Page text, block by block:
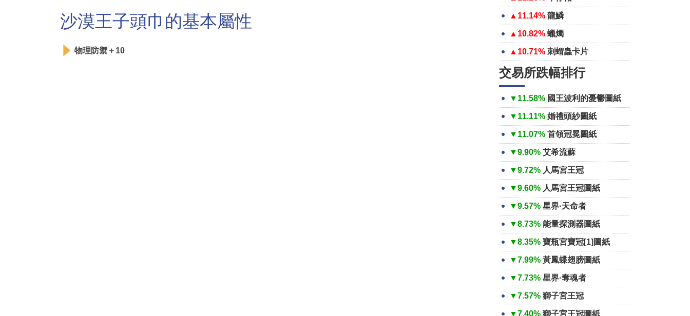
沙漠王子頭巾的基本屬性
物理防禦＋10
▲11.14% 龍鱗
▲10.82% 蠟燭
▲10.71% 刺蝟蟲卡片
交易所跌幅排行
▼11.58% 國王波利的憂鬱圖紙
▼11.11% 婚禮頭紗圖紙
▼11.07% 首領冠冕圖紙
▼9.90% 艾希流蘇
▼9.72% 人馬宮王冠
▼9.60% 人馬宮王冠圖紙
▼9.57% 星界·天命者
▼8.73% 能量探測器圖紙
▼8.35% 寶瓶宮寶冠[1]圖紙
▼7.99% 黃鳳蝶翅膀圖紙
▼7.73% 星界·奪魂者
▼7.57% 獅子宮王冠
▼7.40% 獅子宮王冠圖紙